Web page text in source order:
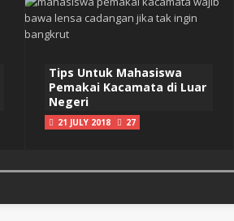
Tips Untuk Mahasiswa
Pemakai Kacamata di Luar
Negeri
21 JULY 2018 27